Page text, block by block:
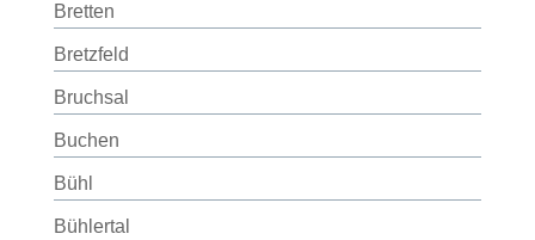
Bretten
Bretzfeld
Bruchsal
Buchen
Bühl
Bühlertal